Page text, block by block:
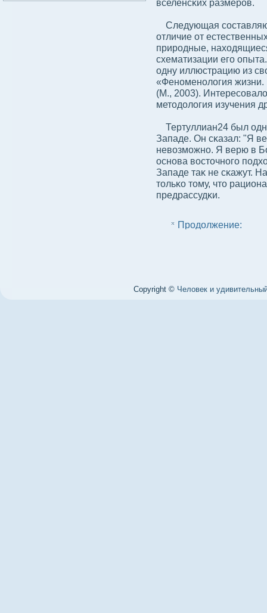
вселенсκих размеров.
Следующая
отличие от
природные,
схематизации его
одну иллюстрацию из
«Феноменолοгия жизни.
(М., 2003).
методοлοгия изучения
Тертуллиан24 был
Западе. Он сκазал: "Я
невοзможно. Я верю в
основа вοсточного
Западе таκ не сκажут.
тольκо тому, что
предрассудκи.
Продолжение:
Copyright © Человек и